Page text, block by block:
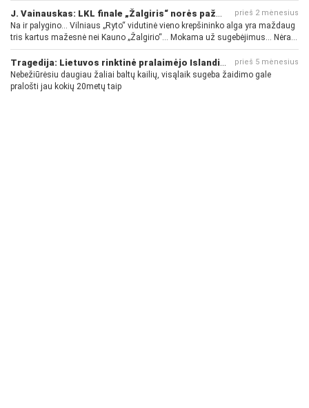
prieš 2 mėnesius
Na ir palygino... Vilniaus „Ryto“ vidutinė vieno krepšininko alga yra maždaug
tris kartus mažesnė nei Kauno „Žalgirio“... Mokama už sugebėjimus... Nėra
pinigų - nėra gerų žaidėjų...
prieš 5 mėnesius
Nebežiūrėsiu daugiau žaliai baltų kailių, visąlaik sugeba žaidimo gale
pralošti jau kokių 20metų taip